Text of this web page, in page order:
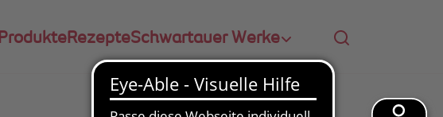
ProdukteRezepteSchwartauer Werke